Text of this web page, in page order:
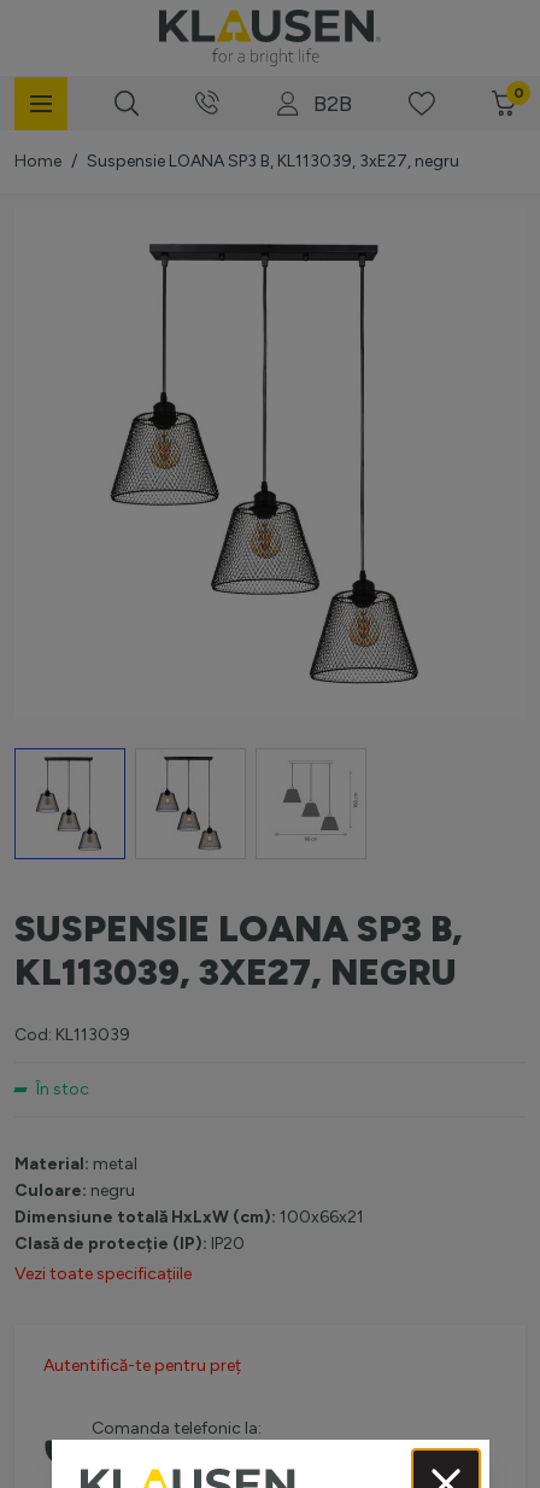
B2B 0
Home / Suspensie LOANA SP3 B, KL113039, 3xE27, negru
View larger imageView larger imageView larger image
SUSPENSIE LOANA SP3 B,
KL113039, 3XE27, NEGRU
Cod: KL113039
În stoc
Material: metal
Culoare: negru
Dimensiune totală HxLxW (cm): 100x66x21
Clasă de protecție (IP): IP20
Vezi toate specificațiile
Autentifică-te pentru preț
Comanda telefonic la:
(L-V: 08:30-16:00)